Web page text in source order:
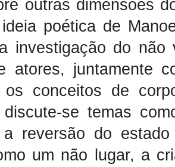
outras dimensões
poética de
investigação do
atores, juntamente
conceitos de
discute-se temas
a reversão do
um não lugar, a